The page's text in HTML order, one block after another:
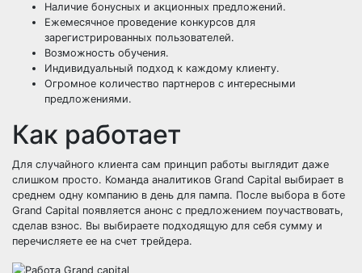
Наличие бонусных и акционных предложений.
Ежемесячное проведение конкурсов для
зарегистрированных пользователей.
Возможность обучения.
Индивидуальный подход к каждому клиенту.
Огромное количество партнеров с интересными
предложениями.
Как работает
Для случайного клиента сам принцип работы выглядит даже
слишком просто. Команда аналитиков Grand Capital выбирает в
среднем одну компанию в день для пампа. После выбора в боте
Grand Capital появляется анонс с предложением поучаствовать,
сделав взнос. Вы выбираете подходящую для себя сумму и
перечисляете ее на счет трейдера.